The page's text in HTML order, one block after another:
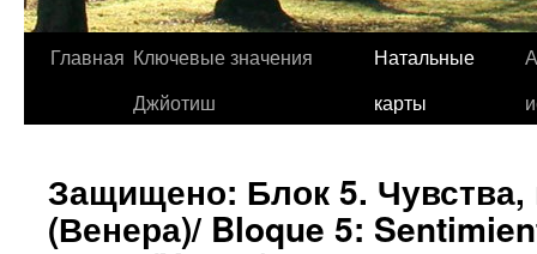
Перейти
Главная Ключевые значения
Джйотиш
Натальные
карты
Защищено: Блок 5. Чувства,
(Венера)/ Bloque 5: